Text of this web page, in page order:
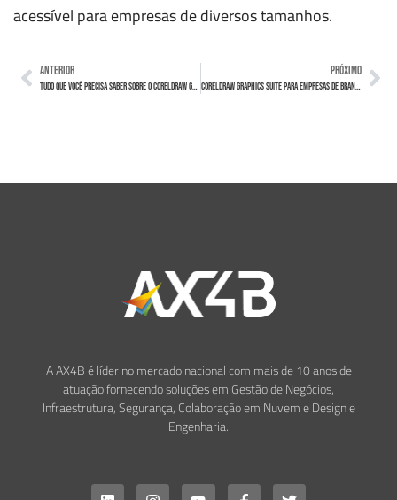
acessível para empresas de diversos tamanhos.
ANTERIOR
Tudo que você precisa saber sobre o CorelDRAW Graphics Suite
PRÓXIMO
CorelDRAW Graphics Suite para empresas de Branding e Marketing
A AX4B é líder no mercado nacional com mais de 10 anos de
atuação fornecendo soluções em Gestão de Negócios,
Infraestrutura, Segurança, Colaboração em Nuvem e Design e
Engenharia.